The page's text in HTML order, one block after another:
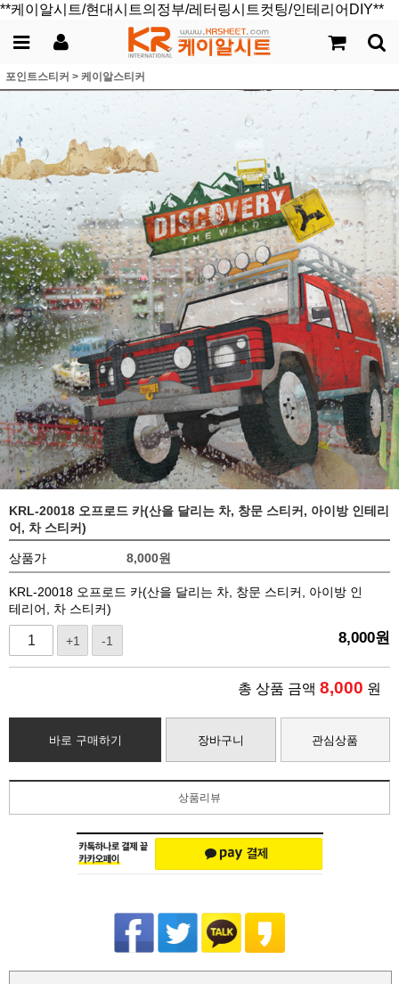
**케이알시트/현대시트의정부/레터링시트컷팅/인테리어DIY**
포인트스티커 > 케이알스티커
KRL-20018 오프로드 카(산을 달리는 차, 창문 스티커, 아이방 인테리
어, 차 스티커)
상품가 8,000원
KRL-20018 오프로드 카(산을 달리는 차, 창문 스티커, 아이방 인
테리어, 차 스티커)
+1 -1 8,000원
총 상품 금액 8,000 원
바로 구매하기 장바구니 관심상품
상품리뷰